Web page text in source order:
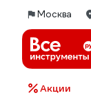
Москва
Акции